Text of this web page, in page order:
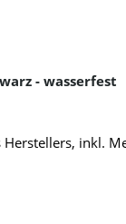
- wasserfest
inkl.